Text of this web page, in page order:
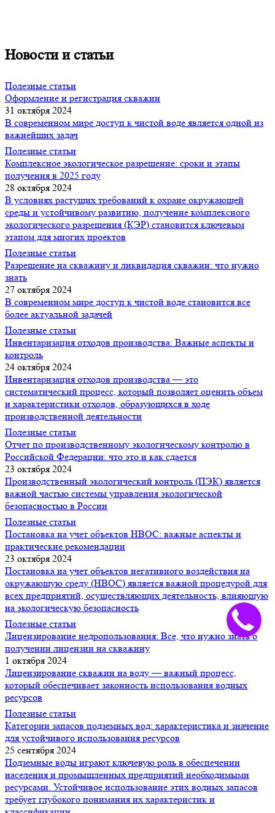
Новости и статьи
Полезные статьи
Оформление и регистрация скважин
31 октября 2024
В современном мире доступ к чистой воде является одной из
важнейших задач
Полезные статьи
Комплексное экологическое разрешение: сроки и этапы
получения в 2025 году
28 октября 2024
В условиях растущих требований к охране окружающей
среды и устойчивому развитию, получение комплексного
экологического разрешения (КЭР) становится ключевым
этапом для многих проектов
Полезные статьи
Разрешение на скважину и ликвидация скважин: что нужно
знать
27 октября 2024
В современном мире доступ к чистой воде становится все
более актуальной задачей
Полезные статьи
Инвентаризация отходов производства: Важные аспекты и
контроль
24 октября 2024
Инвентаризация отходов производства — это
систематический процесс, который позволяет оценить объем
и характеристики отходов, образующихся в ходе
производственной деятельности
Полезные статьи
Отчет по производственному экологическому контролю в
Российской Федерации: что это и как сдается
23 октября 2024
Производственный экологический контроль (ПЭК) является
важной частью системы управления экологической
безопасностью в России
Полезные статьи
Постановка на учет объектов НВОС: важные аспекты и
практические рекомендации
23 октября 2024
Постановка на учет объектов негативного воздействия на
окружающую среду (НВОС) является важной процедурой для
всех предприятий, осуществляющих деятельность, влияющую
на экологическую безопасность
Полезные статьи
Лицензирование недропользования: Все, что нужно знать о
получении лицензии на скважину
1 октября 2024
Лицензирование скважин на воду — важный процесс,
который обеспечивает законность использования водных
ресурсов
Полезные статьи
Категории запасов подземных вод: характеристика и значение
для устойчивого использования ресурсов
25 сентября 2024
Подземные воды играют ключевую роль в обеспечении
населения и промышленных предприятий необходимыми
ресурсами. Устойчивое использование этих водных запасов
требует глубокого понимания их характеристик и